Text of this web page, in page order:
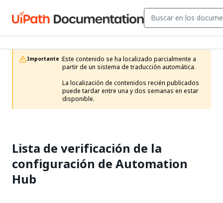
Importante :Este contenido se ha localizado parcialmente a
partir de un sistema de traducción automática.
La localización de contenidos recién publicados
puede tardar entre una y dos semanas en estar
disponible.
Lista de verificación de la
configuración de Automation
Hub